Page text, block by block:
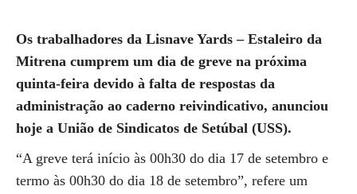
Os trabalhadores da Lisnave Yards – Estaleiro da
Mitrena cumprem um dia de greve na próxima
quinta-feira devido à falta de respostas da
administração ao caderno reivindicativo, anunciou
hoje a União de Sindicatos de Setúbal (USS).
“A greve terá início às 00h30 do dia 17 de setembro e
termo às 00h30 do dia 18 de setembro”, refere um